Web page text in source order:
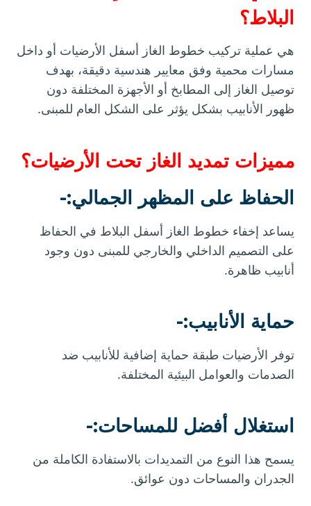
البلاط؟
هي عملية تركيب خطوط الغاز أسفل الأرضيات أو داخل
مسارات محمية وفق معايير هندسية دقيقة، بهدف
توصيل الغاز إلى المطابخ أو الأجهزة المختلفة دون
ظهور الأنابيب بشكل يؤثر على الشكل العام للمبنى.
مميزات تمديد الغاز تحت الأرضيات؟
الحفاظ على المظهر الجمالي:-
يساعد إخفاء خطوط الغاز أسفل البلاط في الحفاظ
على التصميم الداخلي والخارجي للمبنى دون وجود
أنابيب ظاهرة.
حماية الأنابيب:-
توفر الأرضيات طبقة حماية إضافية للأنابيب ضد
الصدمات والعوامل البيئية المختلفة.
استغلال أفضل للمساحات:-
يسمح هذا النوع من التمديدات بالاستفادة الكاملة من
الجدران والمساحات دون عوائق.